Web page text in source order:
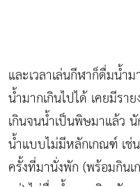
และเวลาเล่นกีฬาก็ดื่มน้ำ
น้ำมากเกินไปได้ เคยมีร
เกินจนน้ำเป็นพิษมาแล้ว
น้ำแบบไม่มีหลักเกณฑ์ เช่
ครั้งที่มานั่งพัก (พร้อมกินเ